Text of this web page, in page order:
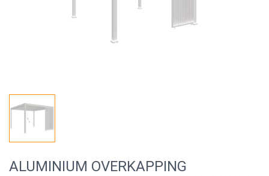
ALUMINIUM OVERKAPPING